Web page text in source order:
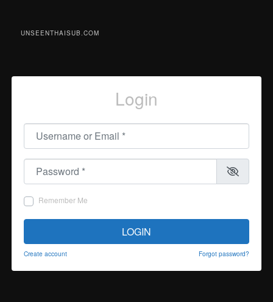
UNSEENTHAISUB.COM
Login
Username or Email
Password
Remember Me
LOGIN
Create account Forgot password?